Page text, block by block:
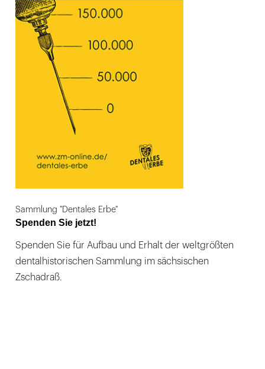
Sammlung "Dentales Erbe"
Spenden Sie jetzt!
Spenden Sie für Aufbau und Erhalt der weltgrößten
dentalhistorischen Sammlung im sächsischen
Zschadraß.